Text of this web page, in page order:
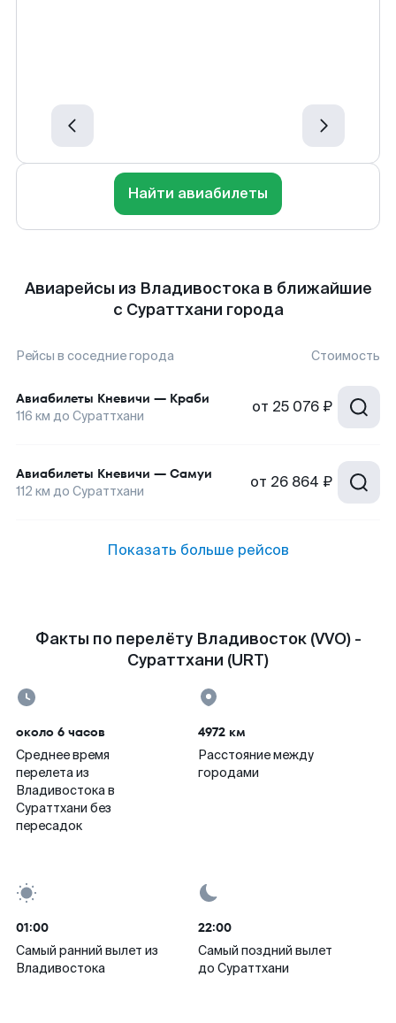
Найти авиабилеты
Авиарейсы из Владивостока в ближайшие
с Сураттхани города
Рейсы в соседние города Стоимость
Авиабилеты Кневичи — Краби
116 км до Сураттхани от 25 076 ₽
Авиабилеты Кневичи — Самуи
112 км до Сураттхани от 26 864 ₽
Показать больше рейсов
Факты по перелёту Владивосток (VVO) -
Сураттхани (URT)
около 6 часов
Среднее время
перелета из
Владивостока в
Сураттхани без
пересадок
4972 км
Расстояние между
городами
01:00
Самый ранний вылет из
Владивостока
22:00
Самый поздний вылет
до Сураттхани